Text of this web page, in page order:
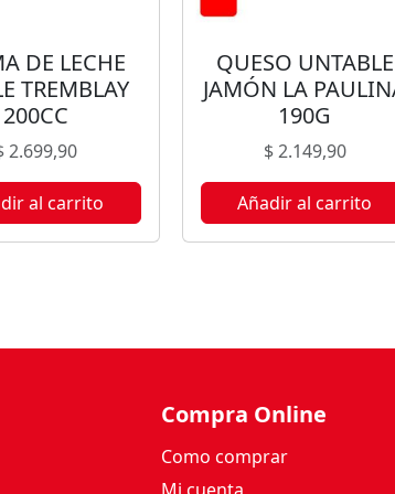
A
Y
3
6
0
C
C
a
DE LECHE
TREMBLAY
200CC
2.699,90
al carrito
QUESO UNTABLE
JAMÓN LA
190G
$2.149,90
Añadir al carrito
Compra Online
Como comprar